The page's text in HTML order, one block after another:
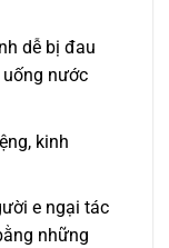
dễ bị đau
nước
kinh
e ngại tác
những